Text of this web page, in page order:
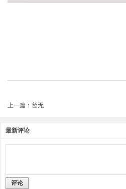
上一篇：暂无
最新评论
评论